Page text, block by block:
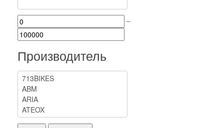
–
Производитель